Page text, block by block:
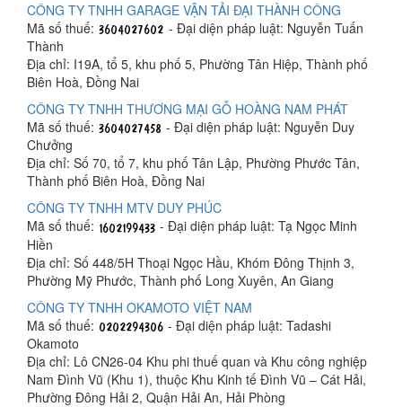
CÔNG TY TNHH GARAGE VẬN TẢI ĐẠI THÀNH CÔNG
Mã số thuế:
- Đại diện pháp luật: Nguyễn Tuấn
Thành
Địa chỉ: I19A, tổ 5, khu phố 5, Phường Tân Hiệp, Thành phố
Biên Hoà, Đồng Nai
CÔNG TY TNHH THƯƠNG MẠI GỖ HOÀNG NAM PHÁT
Mã số thuế:
- Đại diện pháp luật: Nguyễn Duy
Chưởng
Địa chỉ: Số 70, tổ 7, khu phố Tân Lập, Phường Phước Tân,
Thành phố Biên Hoà, Đồng Nai
CÔNG TY TNHH MTV DUY PHÚC
Mã số thuế:
- Đại diện pháp luật: Tạ Ngọc Minh
Hiền
Địa chỉ: Số 448/5H Thoại Ngọc Hầu, Khóm Đông Thịnh 3,
Phường Mỹ Phước, Thành phố Long Xuyên, An Giang
CÔNG TY TNHH OKAMOTO VIỆT NAM
Mã số thuế:
- Đại diện pháp luật: Tadashi
Okamoto
Địa chỉ: Lô CN26-04 Khu phi thuế quan và Khu công nghiệp
Nam Đình Vũ (Khu 1), thuộc Khu Kinh tế Đình Vũ – Cát Hải,
Phường Đông Hải 2, Quận Hải An, Hải Phòng